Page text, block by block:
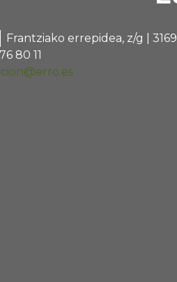
Frantziako errepidea, z/g |
80 11